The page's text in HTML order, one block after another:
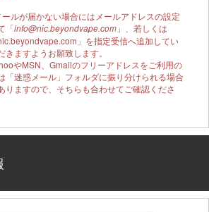
ルが届かない場合にはメールアドレスの設定
「info@nic.beyondvape.com 」、若しくは
nic.beyondvape.com」を指定受信へ追加してい
きますようお願致します。
やMSN、Gmailのフリーアドレスをご利用の
「迷惑メール」フォルダに振り分けられる場合
りますので、そちらも合わせてご確認くださ